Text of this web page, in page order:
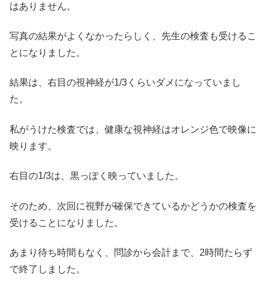
はありません。
写真の結果がよくなかったらしく、先生の検査も受けるこ
とになりました。
結果は、右目の視神経が1/3くらいダメになっていまし
た。
私がうけた検査では、健康な視神経はオレンジ色で映像に
映ります。
右目の1/3は、黒っぽく映っていました。
そのため、次回に視野が確保できているかどうかの検査を
受けることになりました。
あまり待ち時間もなく、問診から会計まで、2時間たらず
で終了しました。